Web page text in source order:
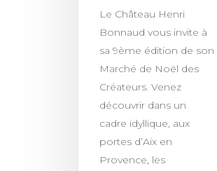
Le Château Henri
Bonnaud vous invite à
sa 9ème édition de son
Marché de Noël des
Créateurs. Venez
découvrir dans un
cadre idyllique, aux
portes d’Aix en
Provence, les